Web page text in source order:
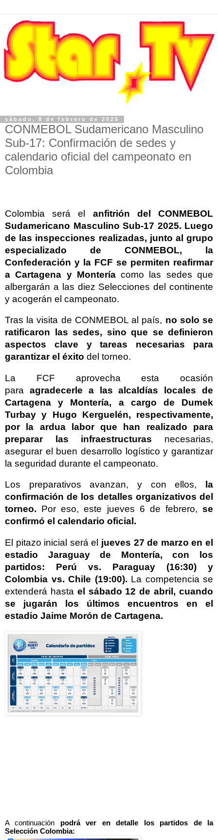
sábado, 8 de febrero de 2025
CONMEBOL Sudamericano Masculino
Sub-17: Confirmación de sedes y
calendario oficial del campeonato en
Colombia
Colombia será el anfitrión del CONMEBOL
Sudamericano Masculino Sub-17 2025. Luego
de las inspecciones realizadas, junto al grupo
especializado de CONMEBOL, la
Confederación y la FCF se permiten reafirmar
a Cartagena y Monteríacomo las sedes que
albergarán a las diez Selecciones del continente
y acogerán el campeonato.
Tras la visita de CONMEBOL al país, no solo se
ratificaron las sedes, sino que se definieron
aspectos clave y tareas necesarias para
garantizar el éxito del torneo.
La FCF aprovecha esta ocasión
para agradecerle a las alcaldías locales de
Cartagena y Montería, a cargo de Dumek
Turbay y Hugo Kerguelén, respectivamente,
por la ardua labor que han realizado para
preparar las infraestructuras necesarias,
asegurar el buen desarrollo logístico y garantizar
la seguridad durante el campeonato.
Los preparativos avanzan, y con ellos, la
confirmación de los detalles organizativos del
torneo. Por eso, este jueves 6 de febrero, se
confirmó el calendario oficial.
El pitazo inicial será el jueves 27 de marzo en el
estadio Jaraguay de Montería, con los
partidos: Perú vs. Paraguay (16:30) y
Colombia vs. Chile (19:00). La competencia se
extenderá hasta el sábado 12 de abril, cuando
se jugarán los últimos encuentros en el
estadio Jaime Morón de Cartagena.
A continuación podrá ver en detalle los partidos de la
Selección Colombia: